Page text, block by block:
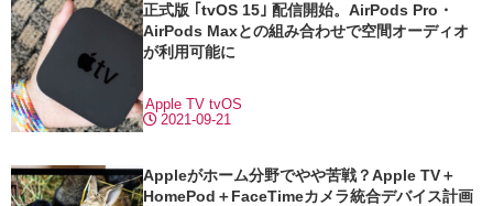
正式版 ｢tvOS 15｣ 配信開始。AirPods Pro・
AirPods Maxとの組み合わせで空間オーディオ
が利用可能に
2021-09-21
Apple TV tvOS
Appleがホーム分野でやや苦戦？Apple TV＋
HomePod＋FaceTimeカメラ統合デバイス計画